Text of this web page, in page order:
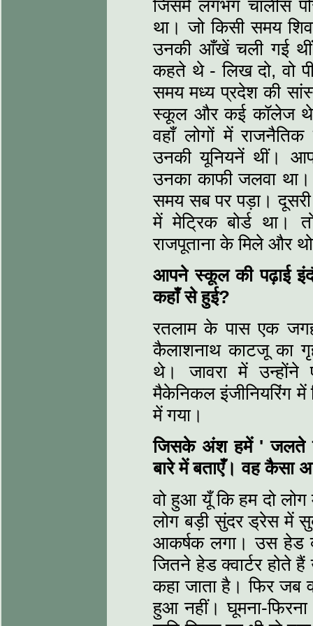
जिसमें लगभग चालीस
था। जो किसी समय
उनकी आँखें चली गई थीं
कहते थे - लिख दो, वो
समय मध्य प्रदेश की
स्कूल और कई कॉलेज
वहाँ लोगों में
उनकी यूनियनें थीं।
उनका काफी जलवा
समय सब पर पड़ा।
में मेट्रिक बोर्ड था।
राजपूताना के मिले और
आपने स्कूल की पढ़ाई
कहाँ से हुई?
रतलाम के पास एक
कैलाशनाथ काटजू का
थे। जावरा में उन्होंने
मैकेनिकल इंजीनियरिंग में
में गया।
जिसके अंश हमें ' जलते
बारे में बताएँ। वह कैसा
वो हुआ यूँ कि हम दो
लोग बड़ी सुंदर ड्रेस में
आकर्षक लगा। उस हेड
जितने हेड क्वार्टर होते
कहा जाता है। फिर जब
हुआ नहीं। घूमना-फिरना